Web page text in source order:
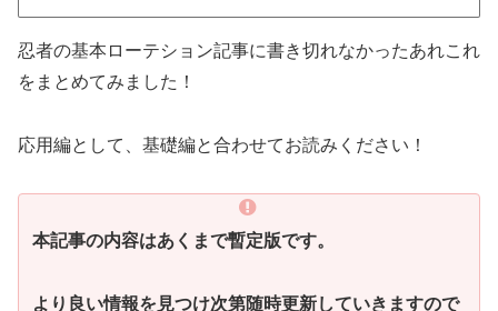
忍者の基本ローテション記事に書き切れなかったあれこれ
をまとめてみました！
応用編として、基礎編と合わせてお読みください！
本記事の内容はあくまで暫定版です。
より良い情報を見つけ次第随時更新していきますので